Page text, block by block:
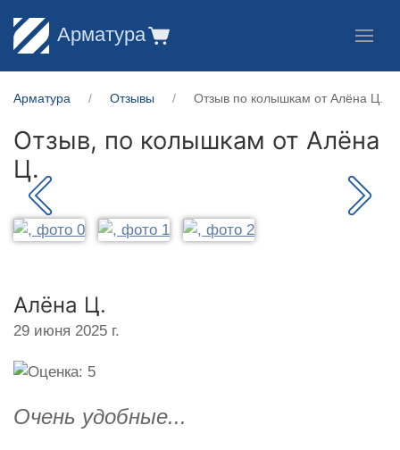
Арматура
Арматура Отзывы Отзыв по колышкам от Алёна Ц.
Отзыв, по колышкам от Алёна
Ц.
Алёна Ц.
29 июня 2025 г.
Очень удобные...